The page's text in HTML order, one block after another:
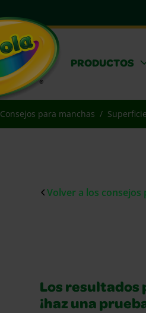
PRODUCTOS
Consejos para manchas
Volver a los consejos
Los resultados
¡haz una